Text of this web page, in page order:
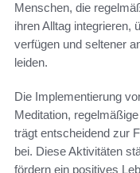
Menschen, die
ihren Alltag integrieren,
verfügen und seltener
leiden.
Die Implementierung
Meditation,
trägt entscheidend zur
bei. Diese Aktivitäten
fördern ein positives